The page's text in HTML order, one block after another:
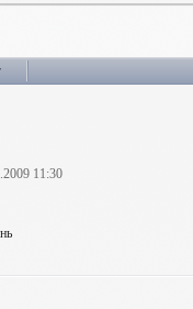
11:30